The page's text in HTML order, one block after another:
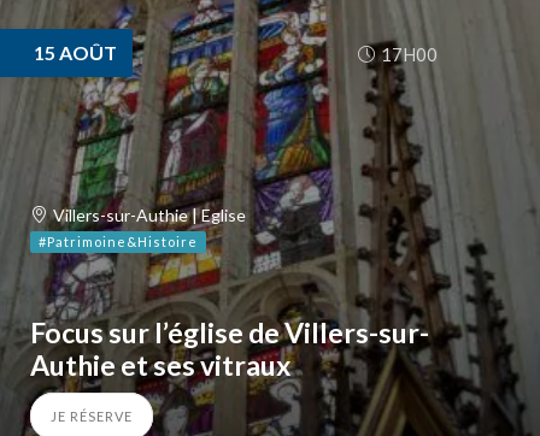
15 AOÛT 17H00
Villers-sur-Authie | Eglise
#Patrimoine&Histoire
Focus sur l’église de Villers-sur-
Authie et ses vitraux
JE RÉSERVE